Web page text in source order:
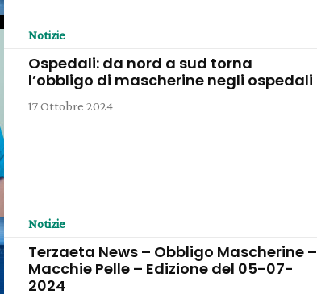
Notizie
Ospedali: da nord a sud torna
l’obbligo di mascherine negli ospedali
17 Ottobre 2024
Notizie
Terzaeta News – Obbligo Mascherine –
Macchie Pelle – Edizione del 05-07-
2024